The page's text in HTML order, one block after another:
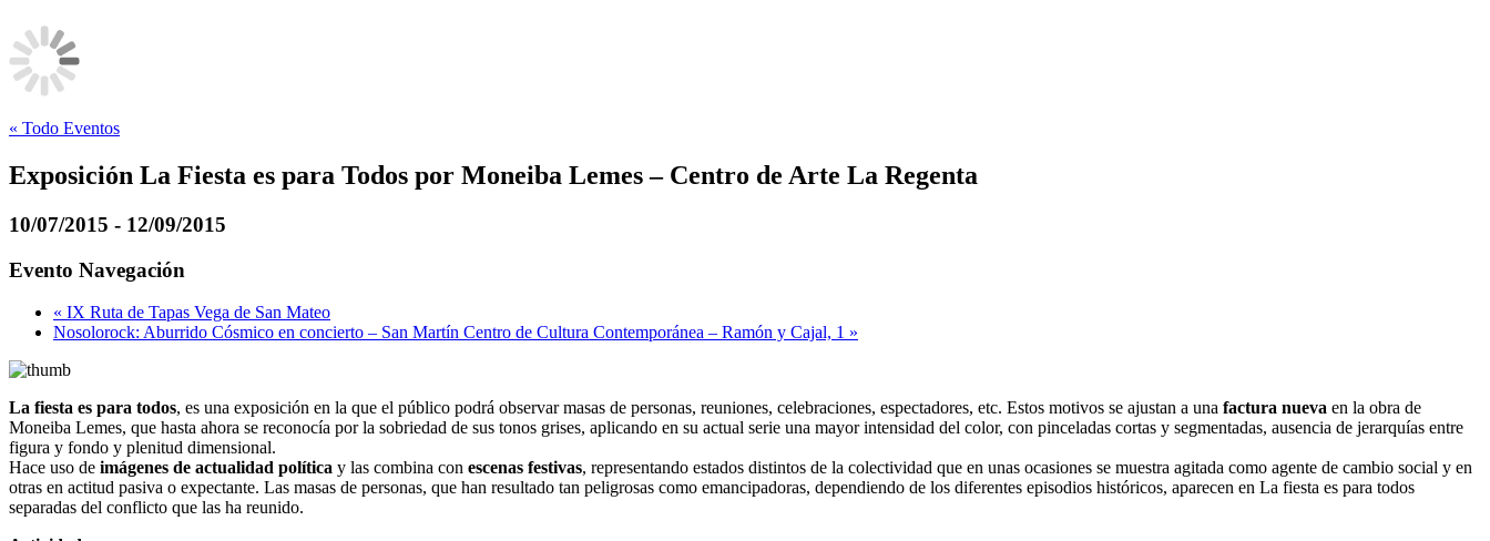
« Todo Eventos
Exposición La Fiesta es para Todos por Moneiba Lemes – Centro de Arte La Regenta
10/07/2015 - 12/09/2015
Evento Navegación
« IX Ruta de Tapas Vega de San Mateo
Nosolorock: Aburrido Cósmico en concierto – San Martín Centro de Cultura Contemporánea – Ramón y Cajal, 1 »
La fiesta es para todos, es una exposición en la que el público podrá observar masas de personas, reuniones, celebraciones, espectadores, etc. Estos motivos se ajustan a una factura nueva en la obra de
Moneiba Lemes, que hasta ahora se reconocía por la sobriedad de sus tonos grises, aplicando en su actual serie una mayor intensidad del color, con pinceladas cortas y segmentadas, ausencia de jerarquías entre
figura y fondo y plenitud dimensional.
Hace uso de imágenes de actualidad política y las combina con escenas festivas, representando estados distintos de la colectividad que en unas ocasiones se muestra agitada como agente de cambio social y en
otras en actitud pasiva o expectante. Las masas de personas, que han resultado tan peligrosas como emancipadoras, dependiendo de los diferentes episodios históricos, aparecen en La fiesta es para todos
separadas del conflicto que las ha reunido.